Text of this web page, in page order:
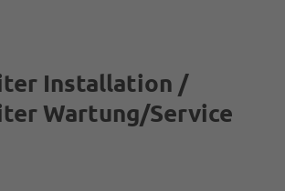
Installation /
Wartung/Service